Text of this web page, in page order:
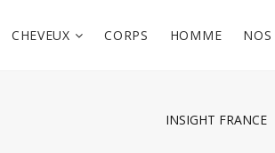
CHEVEUX CORPS HOMME NOS
INSIGHT FRANCE